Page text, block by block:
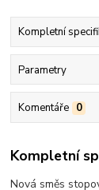
Kompletní
Parametry
Komentáře 0
Kompletní
Nová směs